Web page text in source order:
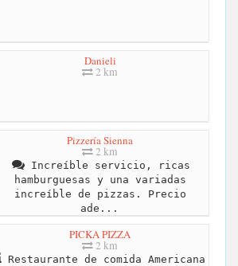
Danieli
2 km
Pizzería Sienna
2 km
Increíble servicio, ricas
hamburguesas y una variadas
increíble de pizzas. Precio
ade...
PICKA PIZZA
2 km
Restaurante de comida Americana